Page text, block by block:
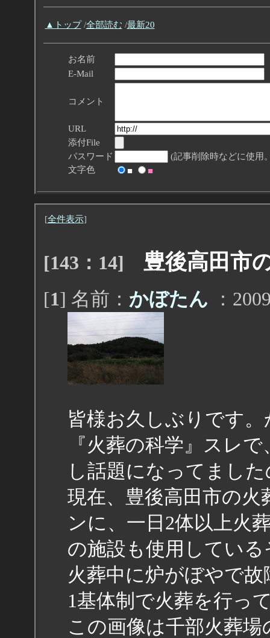
▲トップ/全部読む /最新20
お名前
E-Mail
コメント
URL
添付File
パスワード
(記事削除時などに使用
文字色
■ ■
[全件表示]
[143：14] 豊後高田市
[1] 名前： かぼたん ：
皆様お久しぶりです
『火葬の科学』スレ
し話題になってまし
現在、豊後高田市の
ンに、一日2体以上火
の施設も使用してい
火葬中に炉がぼやで
1基体制で火葬を行っ
この画像は千部火葬